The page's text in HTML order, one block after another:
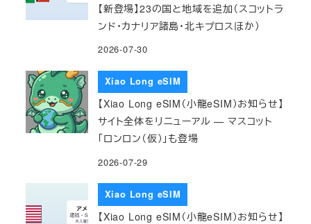
【新登場】23の国と地域を追加（スコットラ
ンド・カナリア諸島・北キプロスほか）
2026-07-30
Xiao Long eSIM
【Xiao Long eSIM（小龍eSIM）お知らせ】
サイト全体をリニューアル — マスコット
「ロンロン（仮）」も登場
2026-07-29
Xiao Long eSIM
【Xiao Long eSIM（小龍eSIM）お知らせ】